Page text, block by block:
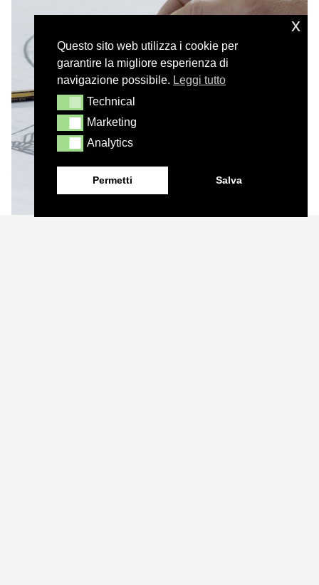
Questo sito web utilizza i cookie per
garantire la migliore esperienza di
navigazione possibile. Leggi tutto
TechnicalTechnical
MarketingMarketing
AnalyticsAnalytics
Permetti Salva
x